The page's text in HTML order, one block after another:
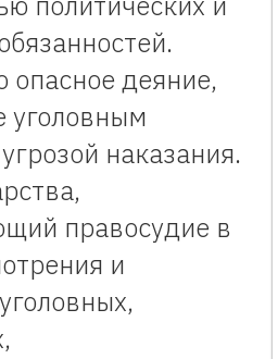
опасное деяние,
уголовным
наказания.
правосудие в
и